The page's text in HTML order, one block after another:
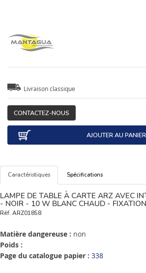
Livraison classique
CONTACTEZ-NOUS
AJOUTER AU PANIER
Caractéristiques Spécifications
LAMPE DE TABLE À CARTE ARZ AVEC
- NOIR - 10 W BLANC CHAUD -
Réf. ARZ01858
Matière dangereuse : non
Poids :
Page du catalogue papier : 338